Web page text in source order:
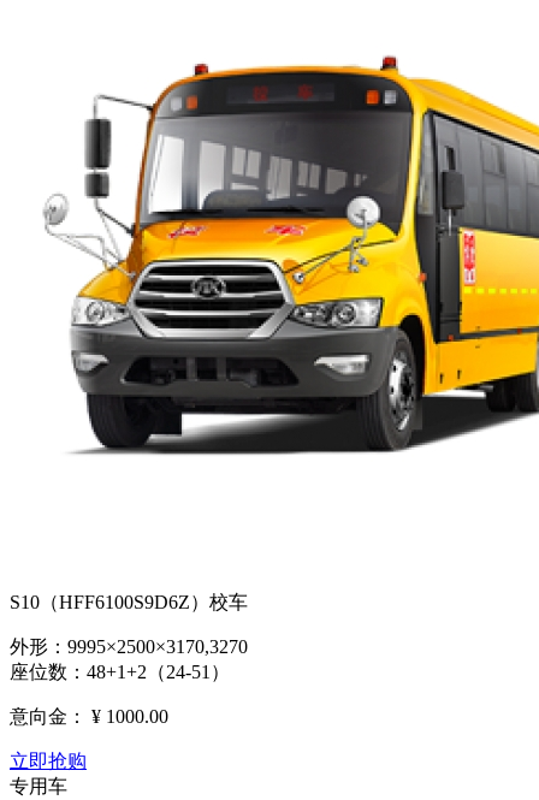
S10（HFF6100S9D6Z）校车
外形：9995×2500×3170,3270
座位数：48+1+2（24-51）
意向金： ¥ 1000.00
立即抢购
专用车